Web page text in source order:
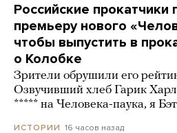
Российские прокатчики
премьеру нового
чтобы выпустить в
о Колобке
Зрители обрушили его
Озвучивший хлеб Гарик
***** на Человека-паука, я
ИСТОРИИ 16 часов назад